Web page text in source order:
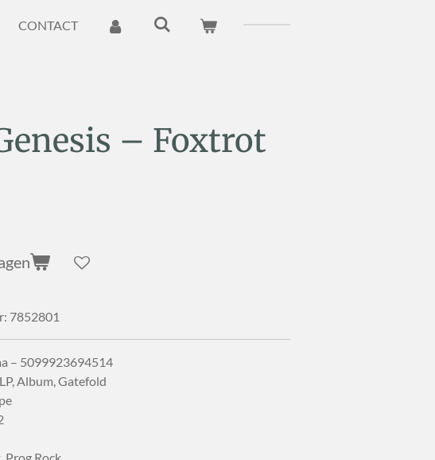
CONTACT
– Foxtrot
7852801
– 5099923694514
Album, Gatefold